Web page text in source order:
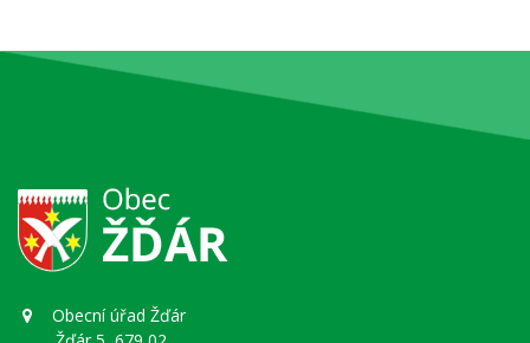
Obecní úřad Žďár